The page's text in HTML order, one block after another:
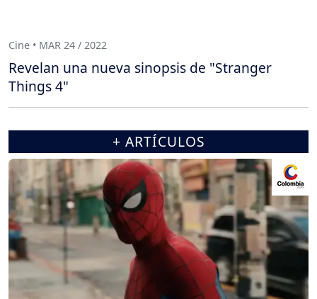
Cine • MAR 24 / 2022
Revelan una nueva sinopsis de "Stranger
Things 4"
+ ARTÍCULOS